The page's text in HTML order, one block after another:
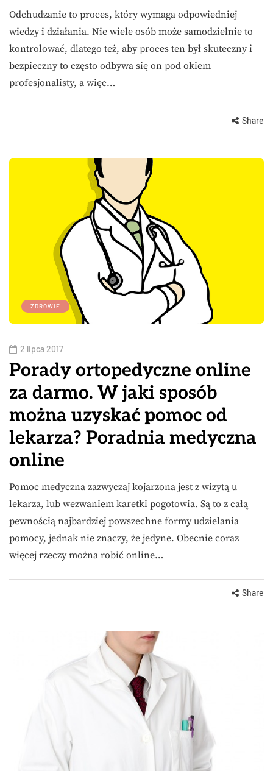
Odchudzanie to proces, który wymaga odpowiedniej
wiedzy i działania. Nie wiele osób może samodzielnie to
kontrolować, dlatego też, aby proces ten był skuteczny i
bezpieczny to często odbywa się on pod okiem
profesjonalisty, a więc…
Share
ZDROWIE
2 lipca 2017
Porady ortopedyczne online
za darmo. W jaki sposób
można uzyskać pomoc od
lekarza? Poradnia medyczna
online
Pomoc medyczna zazwyczaj kojarzona jest z wizytą u
lekarza, lub wezwaniem karetki pogotowia. Są to z całą
pewnością najbardziej powszechne formy udzielania
pomocy, jednak nie znaczy, że jedyne. Obecnie coraz
więcej rzeczy można robić online…
Share